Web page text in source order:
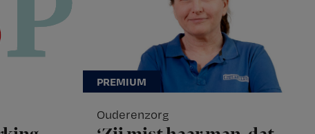
Ouderenzorg